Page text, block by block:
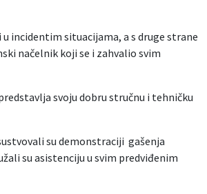
incidentim situacijama, a s druge strane
načelnik koji se i zahvalio svim
svoju dobru stručnu i tehničku
su demonstraciji gašenja
su asistenciju u svim predviđenim